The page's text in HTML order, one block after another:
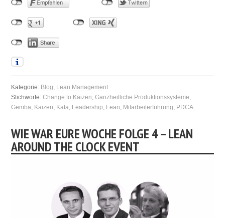
Kategorie: Blog, Lean Management
Stichworte:Change to Kaizen,Ganzheitliche Produktionssysteme,
Gemba, Kaizen, Kata, Leadership, Lean, Mitarbeiterführung, PDCA
WIE WAR EURE WOCHE FOLGE 4 – LEAN
AROUND THE CLOCK EVENT